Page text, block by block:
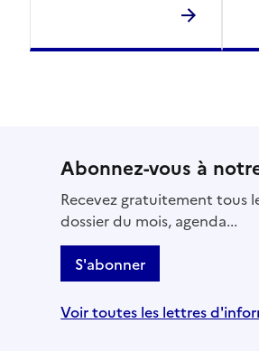
Abonnez-vous à
Recevez gratuitement tous
dossier du mois, agenda...
S'abonner
Voir toutes les lettres